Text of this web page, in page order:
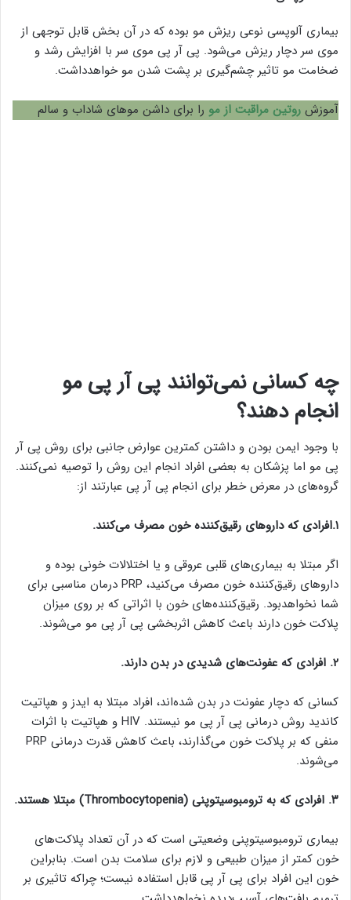
بیماری آلوپسی نوعی ریزش مو بوده که در آن بخش قابل توجهی از
موی سر دچار ریزش می‌شود. پی آر پی موی سر با افزایش رشد و
ضخامت مو تاثیر چشم‌گیری بر پشت شدن مو خواهدداشت.
آموزش روتین مراقبت از مو را برای داشن موهای شاداب و سالم
چه کسانی نمی‌توانند پی آر پی مو
انجام دهند؟
با وجود ایمن بودن و داشتن کمترین عوارض جانبی برای روش پی آر
پی مو اما پزشکان به بعضی افراد انجام این روش را توصیه نمی‌کنند.
گروه‌های در معرض خطر برای انجام پی آر پی عبارتند از:
۱.افرادی که داروهای رقیق‌کننده خون مصرف می‌کنند.
اگر مبتلا به بیماری‌های قلبی عروقی و یا اختلالات خونی بوده و
داروهای رقیق‌کننده خون مصرف می‌کنید، PRP درمان مناسبی برای
شما نخواهدبود. رقیق‌کننده‌های خون با اثراتی که بر روی میزان
پلاکت خون دارند باعث کاهش اثربخشی پی آر پی مو می‌شوند.
۲. افرادی که عفونت‌های شدیدی در بدن دارند.
کسانی که دچار عفونت در بدن شده‌اند، افراد مبتلا به ایدز و هپاتیت
کاندید روش درمانی پی آر پی مو نیستند. HIV و هپاتیت با اثرات
منفی که بر پلاکت خون می‌گذارند، باعث کاهش قدرت درمانی PRP
می‌شوند.
۳. افرادی که به ترومبوسیتوپنی ( Thrombocytopenia) مبتلا هستند.
بیماری ترومبوسیتوپنی وضعیتی است که در آن تعداد پلاکت‌های
خون کمتر از میزان طبیعی و لازم برای سلامت بدن است. بنابراین
خون این افراد برای پی آر پی قابل استفاده نیست؛ چراکه تاثیری بر